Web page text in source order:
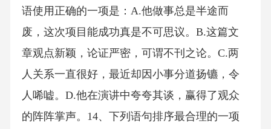
语使用正确的一项是：A.他做事总是半途而
废，这次项目能成功真是不可思议。B.这篇文
章观点新颖，论证严密，可谓不刊之论。C.两
人关系一直很好，最近却因小事分道扬镳，令
人唏嘘。D.他在演讲中夸夸其谈，赢得了观众
的阵阵掌声。14、下列语句排序最合理的一项